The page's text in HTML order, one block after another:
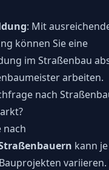
: Mit
können Sie eine
im Straßenbau
arbeiten.
nach
nach
kann
variieren.